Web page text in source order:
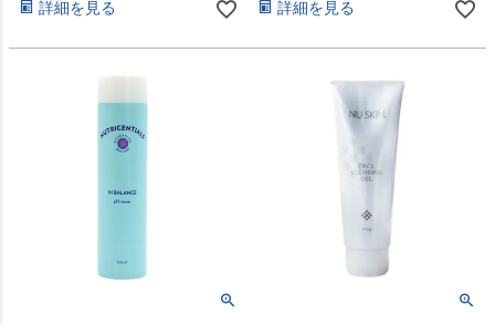
詳細を見る 詳細を見る